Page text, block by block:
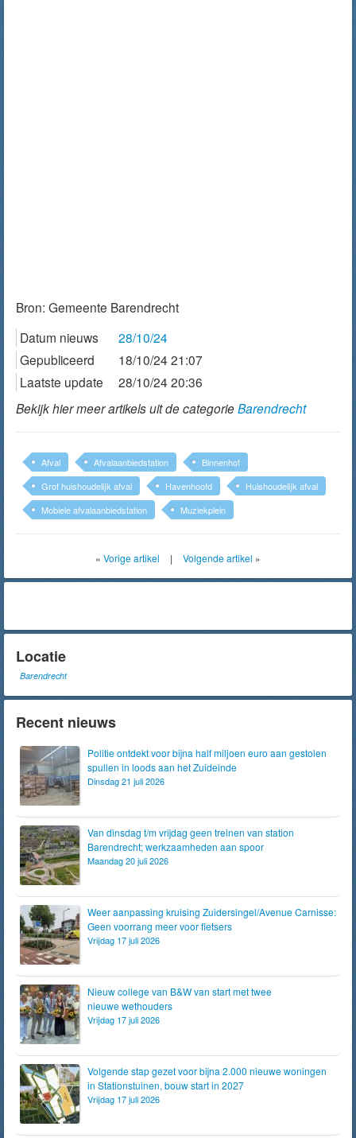
Bron: Gemeente Barendrecht
Datum nieuws
28/10/24
Gepubliceerd
18/10/24 21:07
Laatste update
28/10/24 20:36
Bekijk hier meer artikels uit de categorieBarendrecht
Afval Afvalaanbiedstation
Binnenhof
Grof huishoudelijk afval
Havenhoofd
Huishoudelijk afval
Mobiele afvalaanbiedstation
Muziekplein
« Vorige artikel | Volgende artikel »
Locatie
Barendrecht
Recent nieuws
Politie ontdekt voor bijna half miljoen euro aan gestolen
spullen in loods aan het Zuideinde
Dinsdag 21 juli 2026
Van dinsdag t/m vrijdag geen treinen van station
Barendrecht; werkzaamheden aan spoor
Maandag 20 juli 2026
Weer aanpassing kruising Zuidersingel/Avenue Carnisse:
Geen voorrang meer voor fietsers
Vrijdag 17 juli 2026
Nieuw college van B&W van start met twee
nieuwe wethouders
Vrijdag 17 juli 2026
Volgende stap gezet voor bijna 2.000 nieuwe woningen
in Stationstuinen, bouw start in 2027
Vrijdag 17 juli 2026